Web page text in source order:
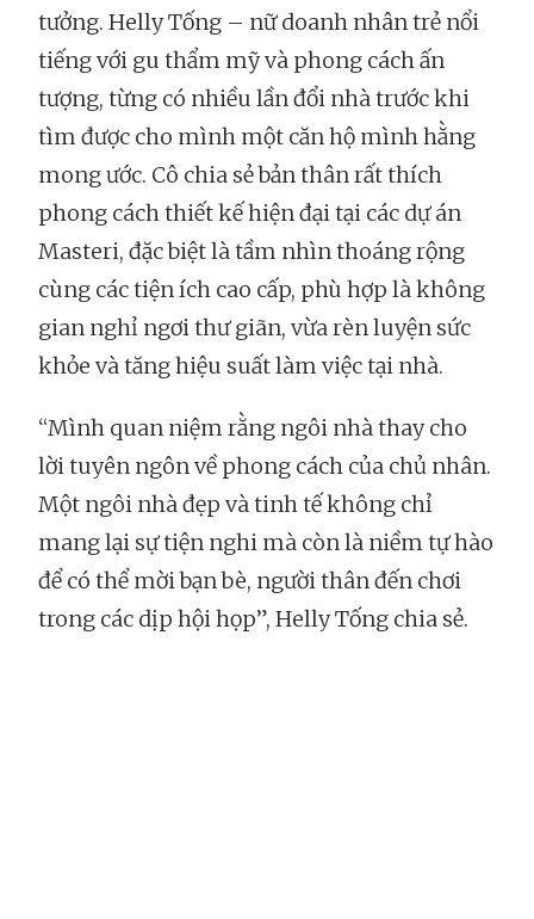
tưởng. Helly Tống – nữ doanh nhân trẻ nổi
tiếng với gu thẩm mỹ và phong cách ấn
tượng, từng có nhiều lần đổi nhà trước khi
tìm được cho mình một căn hộ mình hằng
mong ước. Cô chia sẻ bản thân rất thích
phong cách thiết kế hiện đại tại các dự án
Masteri, đặc biệt là tầm nhìn thoáng rộng
cùng các tiện ích cao cấp, phù hợp là không
gian nghỉ ngơi thư giãn, vừa rèn luyện sức
khỏe và tăng hiệu suất làm việc tại nhà.
“Mình quan niệm rằng ngôi nhà thay cho
lời tuyên ngôn về phong cách của chủ nhân.
Một ngôi nhà đẹp và tinh tế không chỉ
mang lại sự tiện nghi mà còn là niềm tự hào
để có thể mời bạn bè, người thân đến chơi
trong các dịp hội họp”, Helly Tống chia sẻ.